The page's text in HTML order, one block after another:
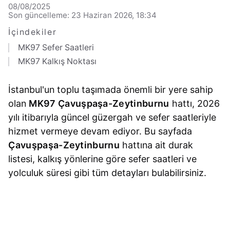
08/08/2025
Son güncelleme: 23 Haziran 2026, 18:34
İçindekiler
MK97 Sefer Saatleri
MK97 Kalkış Noktası
İstanbul'un toplu taşımada önemli bir yere sahip
olan MK97 Çavuşpaşa-Zeytinburnu hattı, 2026
yılı itibarıyla güncel güzergah ve sefer saatleriyle
hizmet vermeye devam ediyor. Bu sayfada
Çavuşpaşa-Zeytinburnu hattına ait durak
listesi, kalkış yönlerine göre sefer saatleri ve
yolculuk süresi gibi tüm detayları bulabilirsiniz.